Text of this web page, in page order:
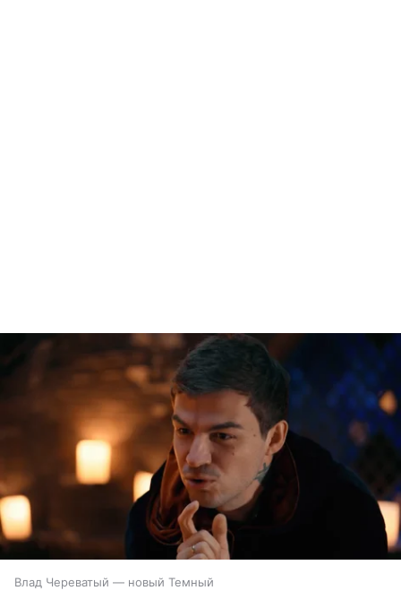
Влад Череватый — новый Темный